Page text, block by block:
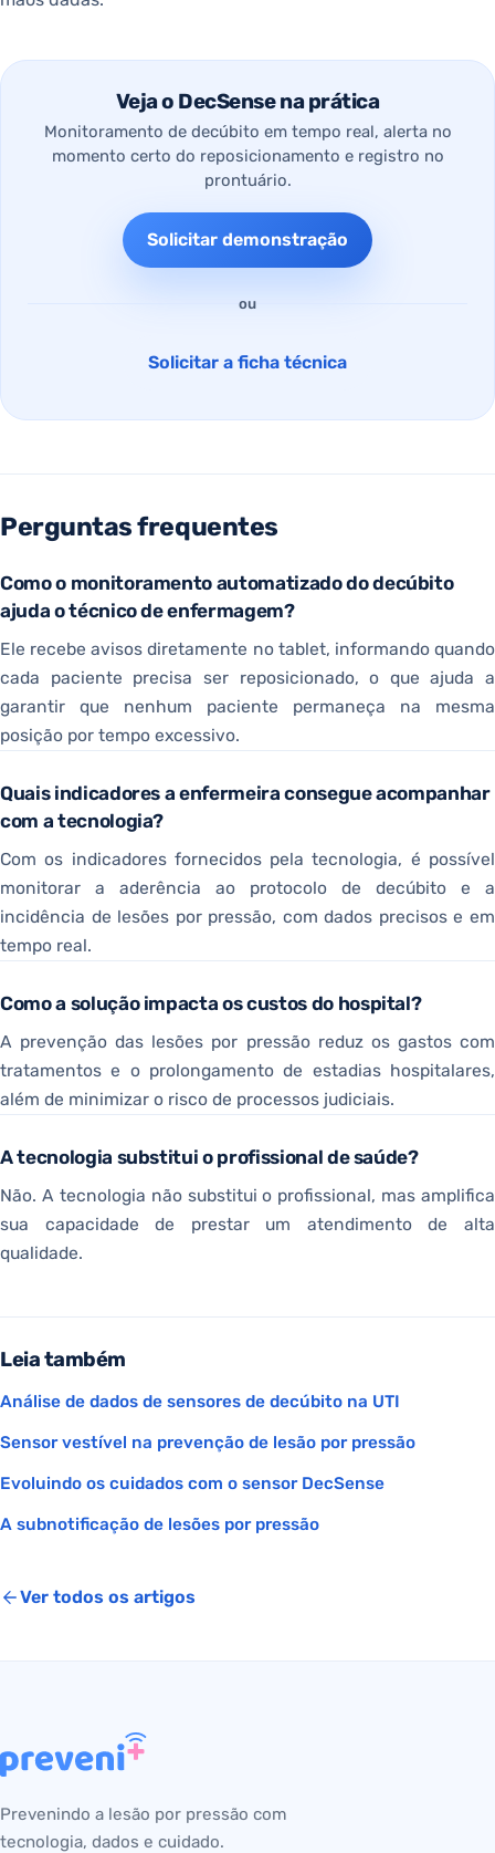
Veja o DecSense na prática
Monitoramento de decúbito em tempo real, alerta no
momento certo do reposicionamento e registro no
prontuário.
Solicitar demonstração
ou
Solicitar a ficha técnica
Perguntas frequentes
Como o monitoramento automatizado do decúbito
ajuda o técnico de enfermagem?
Ele recebe avisos diretamente no tablet, informando quando
cada paciente precisa ser reposicionado, o que ajuda a
garantir que nenhum paciente permaneça na mesma
posição por tempo excessivo.
Quais indicadores a enfermeira consegue acompanhar
com a tecnologia?
Com os indicadores fornecidos pela tecnologia, é possível
monitorar a aderência ao protocolo de decúbito e a
incidência de lesões por pressão, com dados precisos e em
tempo real.
Como a solução impacta os custos do hospital?
A prevenção das lesões por pressão reduz os gastos com
tratamentos e o prolongamento de estadias hospitalares,
além de minimizar o risco de processos judiciais.
A tecnologia substitui o profissional de saúde?
Não. A tecnologia não substitui o profissional, mas amplifica
sua capacidade de prestar um atendimento de alta
qualidade.
Leia também
Análise de dados de sensores de decúbito na UTI
Sensor vestível na prevenção de lesão por pressão
Evoluindo os cuidados com o sensor DecSense
A subnotificação de lesões por pressão
Ver todos os artigos
Prevenindo a lesão por pressão com
tecnologia, dados e cuidado.